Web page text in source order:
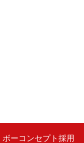
ボーコンセプト採用